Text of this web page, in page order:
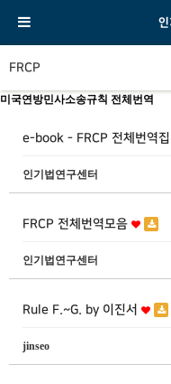
FRCP
미국연방민사소송규칙 전체번역
e-book - FRCP 전체번역
인기법연구센터
FRCP 전체번역모음
인기법연구센터
Rule F.~G. by 이진서
jinseo